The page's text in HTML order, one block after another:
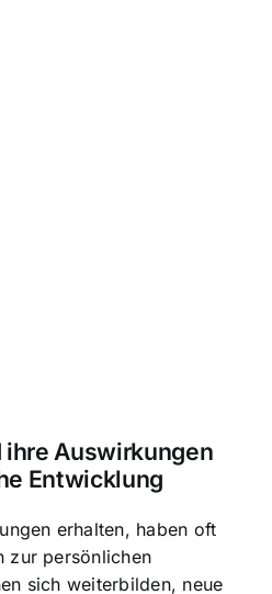
ihre Auswirkungen
Entwicklung
erhalten, haben oft
zur persönlichen
sich weiterbilden, neue